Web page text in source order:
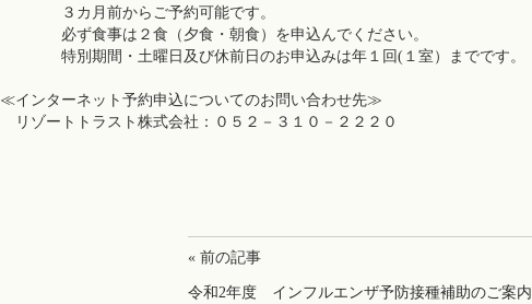
３カ月前からご予約可能です。
必ず食事は２食（夕食・朝食）を申込んでください。
特別期間・土曜日及び休前日のお申込みは年１回(１室）までです。
≪インターネット予約申込についてのお問い合わせ先≫
リゾートトラスト株式会社：０５２－３１０－２２２０
« 前の記事
令和2年度 インフルエンザ予防接種補助のご案内